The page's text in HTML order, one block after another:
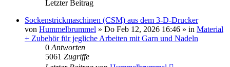
Letzter Beitrag
Sockenstrickmaschinen (CSM) aus dem 3-D-Drucker
von Hummelbrummel » Do Feb 12, 2026 16:46 » in Material
+ Zubehör für jegliche Arbeiten mit Garn und Nadeln
0 Antworten
5061 Zugriffe